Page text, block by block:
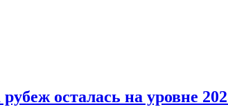
осталась на уровне